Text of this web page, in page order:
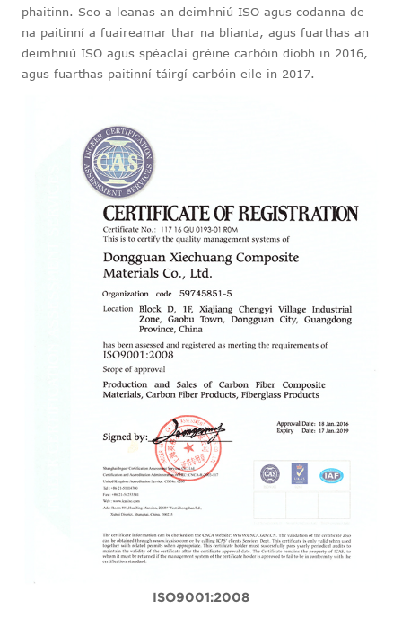
phaitinn. Seo a leanas an deimhniú ISO agus codanna de
na paitinní a fuaireamar thar na blianta, agus fuarthas an
deimhniú ISO agus spéaclaí gréine carbóin díobh in 2016,
agus fuarthas paitinní táirgí carbóin eile in 2017.
ISO9001:2008